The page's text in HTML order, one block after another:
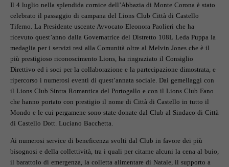
Il 4 luglio nella splendida cornice dell’Abbazia di Monte Corona è stato
celebrato il passaggio di campana del Lions Club Città di Castello
Tiferno. La Presidente uscente Avvocato Eleonora Paolieri che ha
ricevuto quest’anno dalla Governatrice del Distretto 108L Leda Puppa la
medaglia per i servizi resi alla Comunità oltre al Melvin Jones che è il
più prestigioso riconoscimento Lions, ha ringraziato il Consiglio
Direttivo ed i soci per la collaborazione e la partecipazione dimostrata, e
ripercorso i numerosi eventi di quest’annata sociale. Dai gemellaggi con
il Lions Club Sintra Romantica del Portogallo e con il Lions Club Fano
che hanno portato con prestigio il nome di Città di Castello in tutto il
Mondo e le cui pergamene sono state donate dal Club al Sindaco di Città
di Castello Dott. Luciano Bacchetta.
Ai numerosi service di beneficenza svolti dal Club in favore dei più
bisognosi e della collettività, tra i quali per citarne alcuni la cena al buio,
il barattolo di emergenza, la colletta alimentare di Natale, il supporto a